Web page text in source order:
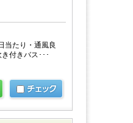
当たり・通風良
付きバス･･･